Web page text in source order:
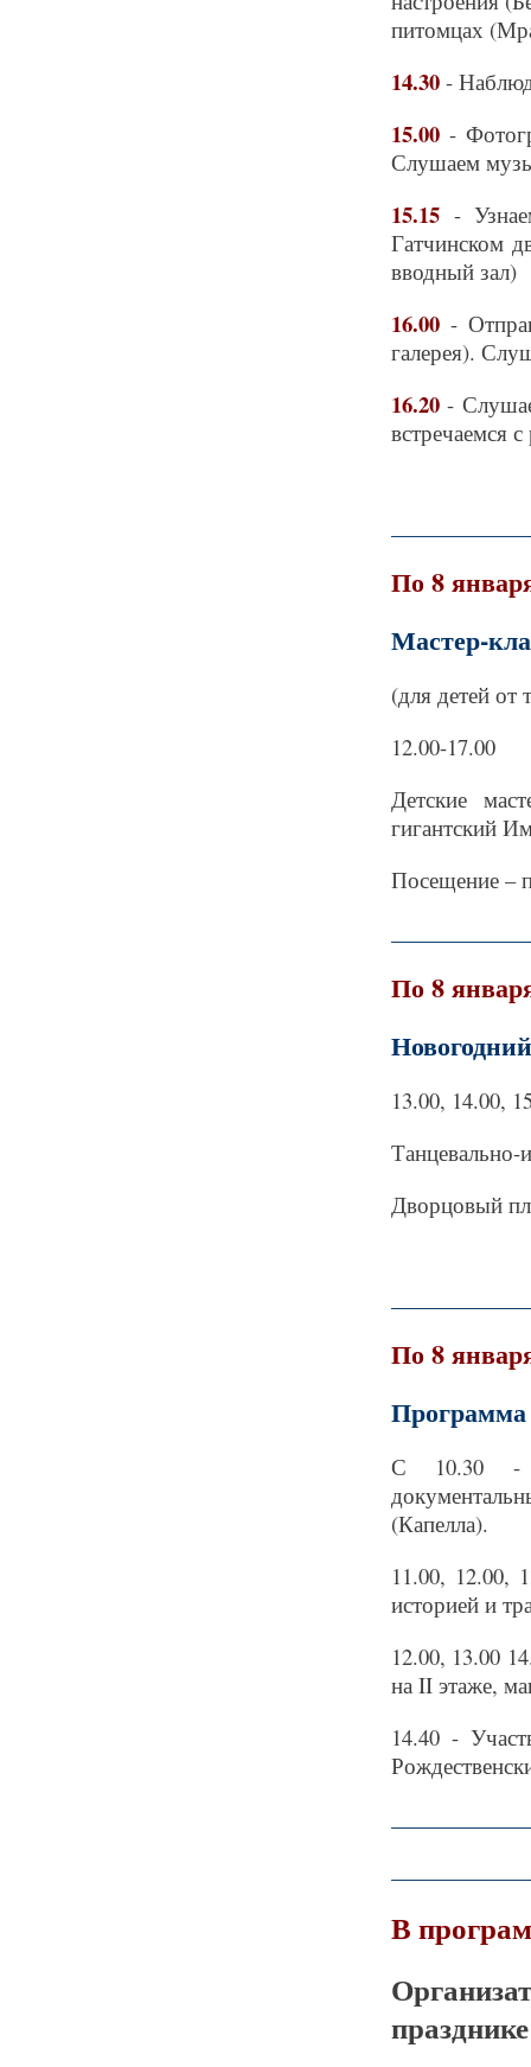
питомцах
14.30 -
15.00-
Слушаем
15.15 -
Гатчинском
вводный зал)
16.00 -
галерея).
16.20-
встречаемся
По 8
Мастер-
(для детей от
12.00-17.00
Детские
гигантский
Посещение –
По 8
13.00, 14.00,
Танцевально-
Дворцовый
По 8
Программа
С 10.30 -
(Капелла).
11.00, 12.00,
историей и
12.00, 13.00
на II этаже,
14.40 -
В